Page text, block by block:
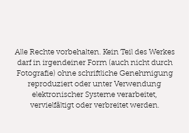
Alle Rechte vorbehalten. Kein Teil des Werkes
darf in irgendeiner Form (auch nicht durch
Fotografie) ohne schriftliche Genehmigung
reproduziert oder unter Verwendung
elektronischer Systeme verarbeitet,
vervielfältigt oder verbreitet werden.